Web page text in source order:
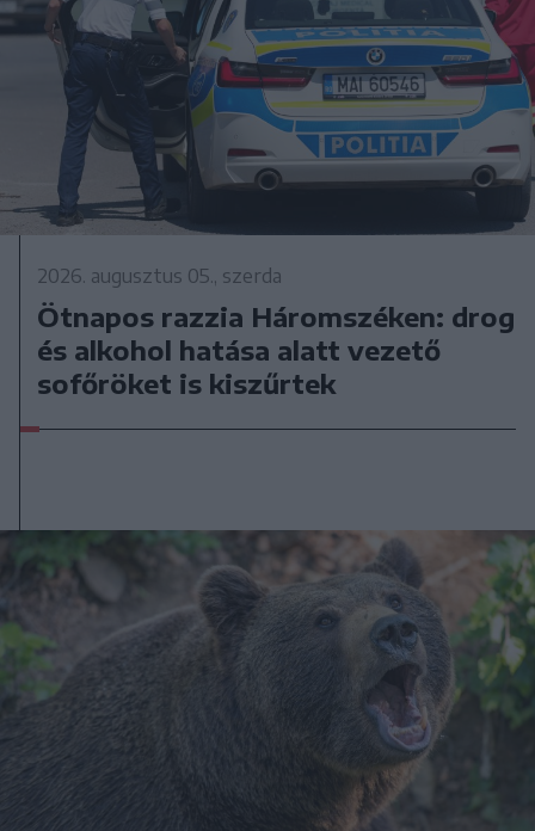
2026. augusztus 05., szerda
Ötnapos razzia Háromszéken: drog
és alkohol hatása alatt vezető
sofőröket is kiszűrtek